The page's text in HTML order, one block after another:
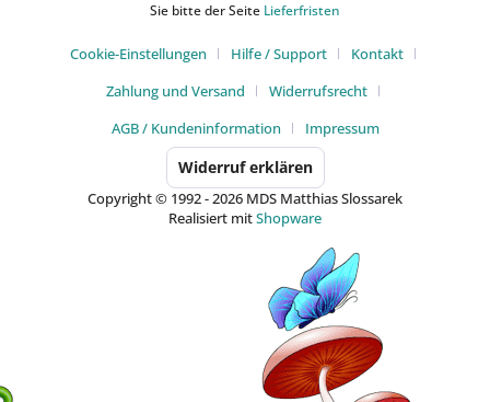
Sie bitte der Seite Lieferfristen
Cookie-Einstellungen Hilfe / Support
Kontakt
Zahlung und Versand
Widerrufsrecht
AGB / Kundeninformation
Impressum
Widerruf erklären
Copyright © 1992 - 2026 MDS Matthias Slossarek
Realisiert mitShopware